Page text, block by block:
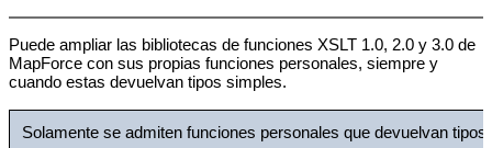
Puede ampliar las bibliotecas de funciones XSLT 1.0, 2.0 y 3.0 de
MapForce con sus propias funciones personales, siempre y
cuando estas devuelvan tipos simples.
Solamente se admiten funciones personales que devuelvan